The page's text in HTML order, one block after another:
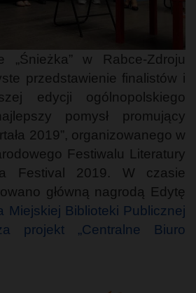
w Rabce-Zdroju
przedstawienie finalistów i
edycji ogólnopolskiego
pomysł promujący
2019”, organizowanego w
Festiwalu Literatury
Festival 2019. W czasie
główną nagrodą Edytę
Miejskiej Biblioteki Publicznej
projekt „Centralne Biuro